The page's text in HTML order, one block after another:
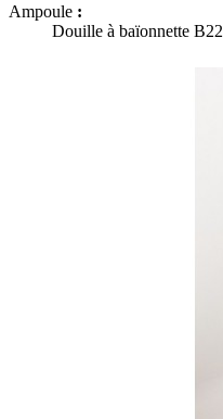
Ampoule :
Douille à baïonnette B22